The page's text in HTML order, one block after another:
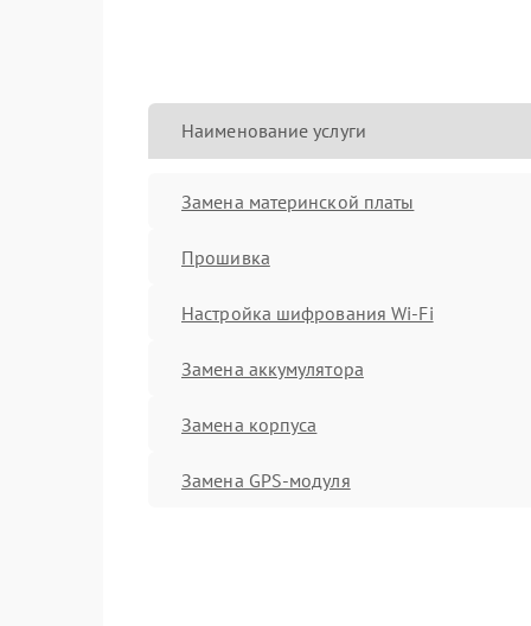
Наименование услуги
Замена материнской платы
Прошивка
Настройка шифрования Wi-Fi
Замена аккумулятора
Замена корпуса
Замена GPS-модуля